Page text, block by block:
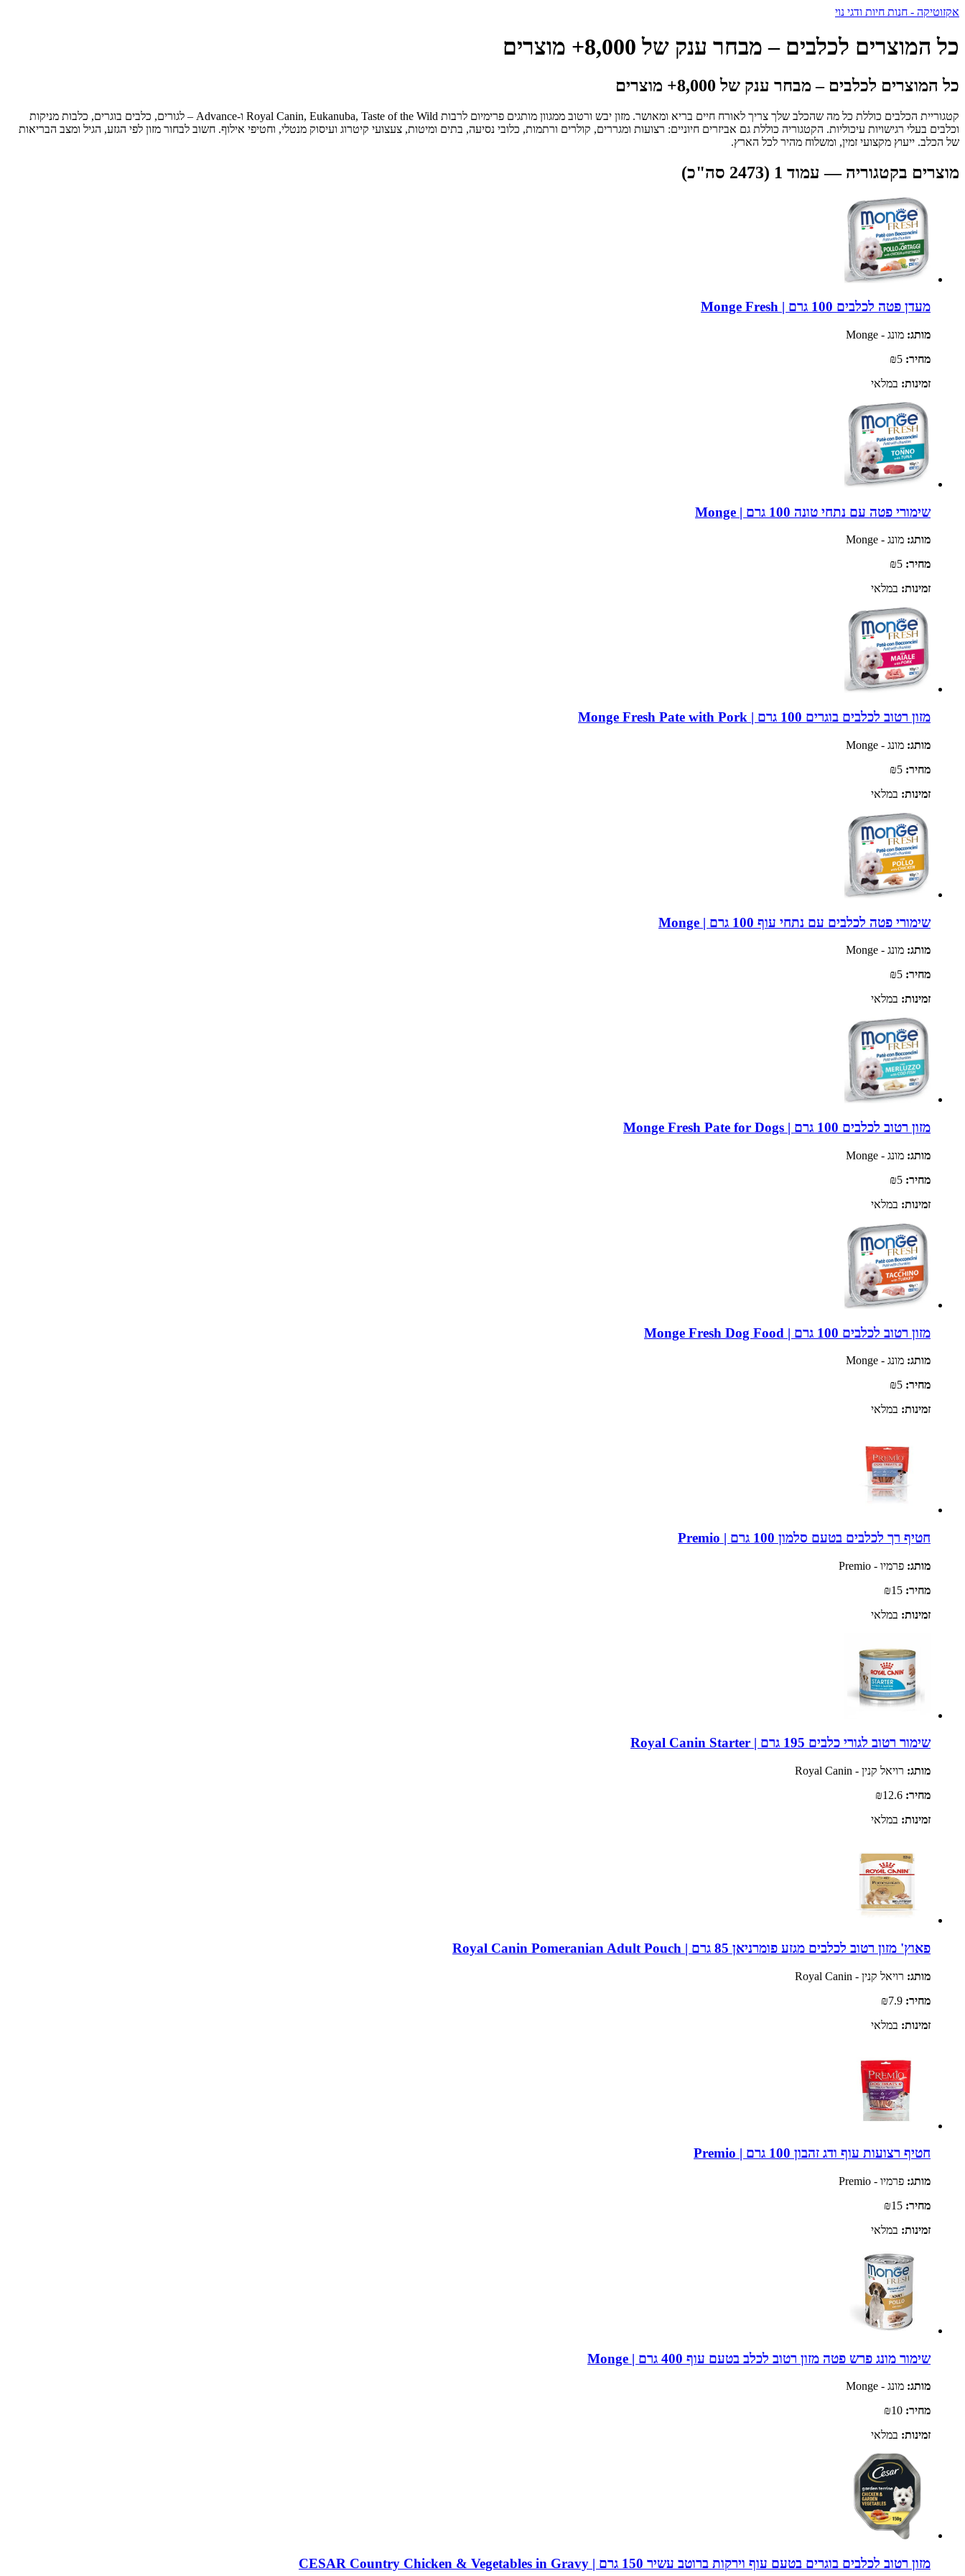
אקזוטיקה - חנות חיות ודגי נוי
כל המוצרים לכלבים – מבחר ענק של 8,000+ מוצרים
כל המוצרים לכלבים – מבחר ענק של 8,000+ מוצרים
קטגוריית הכלבים כוללת כל מה שהכלב שלך צריך לאורח חיים בריא ומאושר. מזון יבש ורטוב ממגוון מותגים פרימיום לרבות Royal Canin, Eukanuba, Taste of the Wild ו-Advance – לגורים, כלבים בוגרים, כלבות מניקות
וכלבים בעלי רגישויות עיכוליות. הקטגוריה כוללת גם אביזרים חיוניים: רצועות ומגררים, קולרים ורתמות, כלובי נסיעה, בתים ומיטות, צעצועי קיטרוג ועיסוק מנטלי, וחטיפי אילוף. חשוב לבחור מזון לפי הגזע, הגיל ומצב הבריאות
של הכלב. ייעוץ מקצועי זמין, ומשלוח מהיר לכל הארץ.
מוצרים בקטגוריה — עמוד 1 (2473 סה"כ)
מעדן פטה לכלבים 100 גרם | Monge Fresh
מותג: מונג - Monge
מחיר:
זמינות: במלאי
שימורי פטה עם נתחי טונה 100 גרם | Monge
מותג: מונג - Monge
מחיר:
זמינות: במלאי
מזון רטוב לכלבים בוגרים 100 גרם | Monge Fresh Pate with Pork
מותג: מונג - Monge
מחיר:
זמינות: במלאי
שימורי פטה לכלבים עם נתחי עוף 100 גרם | Monge
מותג: מונג - Monge
מחיר:
זמינות: במלאי
מזון רטוב לכלבים 100 גרם | Monge Fresh Pate for Dogs
מותג: מונג - Monge
מחיר:
זמינות: במלאי
מזון רטוב לכלבים 100 גרם | Monge Fresh Dog Food
מותג: מונג - Monge
מחיר:
זמינות: במלאי
חטיף רך לכלבים בטעם סלמון 100 גרם | Premio
מותג: פרמיו - Premio
מחיר:
זמינות: במלאי
שימור רטוב לגורי כלבים 195 גרם | Royal Canin Starter
מותג: רויאל קנין - Royal Canin
מחיר:
זמינות: במלאי
פאוץ' מזון רטוב לכלבים מגזע פומרניאן 85 גרם | Royal Canin Pomeranian Adult Pouch
מותג: רויאל קנין - Royal Canin
מחיר:
זמינות: במלאי
חטיף רצועות עוף ודג זהבון 100 גרם | Premio
מותג: פרמיו - Premio
מחיר:
זמינות: במלאי
שימור מונג פרש פטה מזון רטוב לכלב בטעם עוף 400 גרם | Monge
מותג: מונג - Monge
מחיר:
זמינות: במלאי
מזון רטוב לכלבים בוגרים בטעם עוף וירקות ברוטב עשיר 150 גרם | CESAR Country Chicken & Vegetables in Gravy